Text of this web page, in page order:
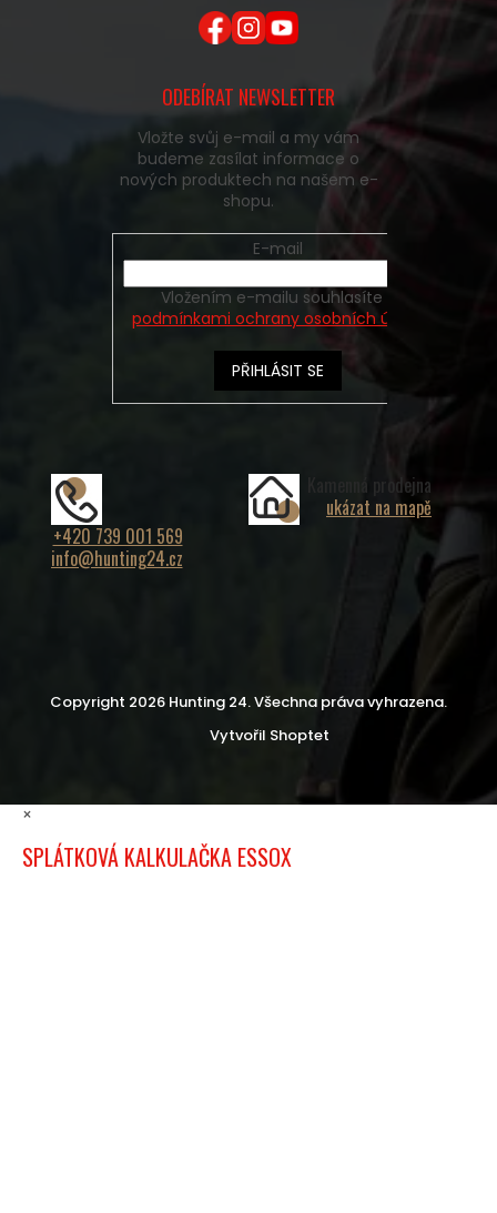
ODEBÍRAT NEWSLETTER
Vložte svůj e-mail a my vám
budeme zasílat informace o
nových produktech na našem e-
shopu.
E-mail
podmínkami ochrany osobních údajů
PŘIHLÁSIT SE
+420 739 001 569
info@hunting24.cz
Kamenná prodejna
ukázat na mapě
Vytvořil Shoptet
Copyright 2026 Hunting 24. Všechna práva vyhrazena.
×
SPLÁTKOVÁ KALKULAČKA ESSOX